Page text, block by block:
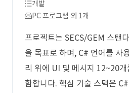
개발
PC 프로그램 외 1개
프로젝트는 SECS/GEM 스탠
을 목표로 하며, C# 언어를 사
리 위에 UI 및 메시지 12~20
함합니다. 핵심 기술 스택은